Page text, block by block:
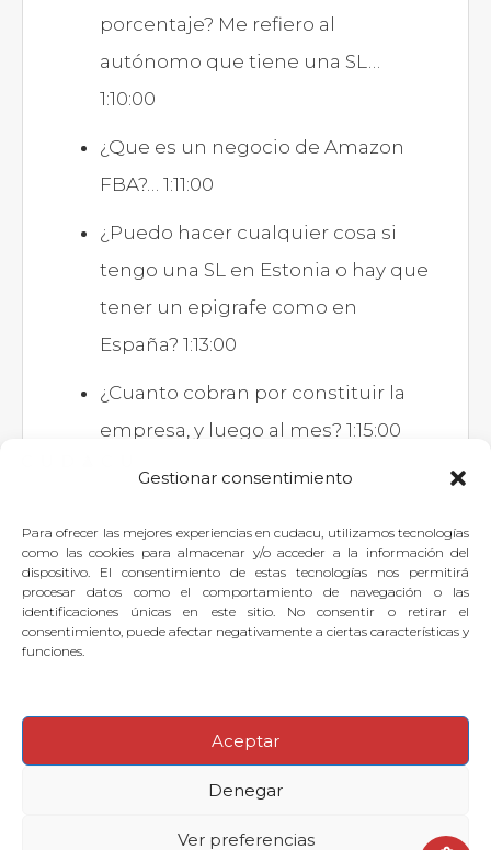
Gestionar consentimiento
Para ofrecer las mejores experiencias en cudacu, utilizamos tecnologías
como las cookies para almacenar y/o acceder a la información del
dispositivo. El consentimiento de estas tecnologías nos permitirá
procesar datos como el comportamiento de navegación o las
identificaciones únicas en este sitio. No consentir o retirar el
consentimiento, puede afectar negativamente a ciertas características y
funciones.
Aceptar
Denegar
Ver preferencias
porcentaje? Me refiero al
autónomo que tiene una SL…
1:10:00
¿Que es un negocio de Amazon
FBA?… 1:11:00
¿Puedo hacer cualquier cosa si
tengo una SL en Estonia o hay que
tener un epigrafe como en
España? 1:13:00
¿Cuanto cobran por constituir la
empresa, y luego al mes? 1:15:00
Si quieres dejar tu pregunta para
el experto, puedesidentificarteo
suscribirte.
© 2026
Contactar con Soporte Cudacu